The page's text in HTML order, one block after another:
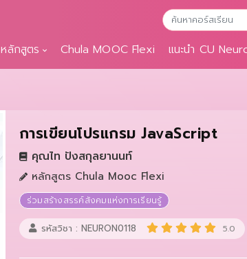
หลักสูตร Chula MOOC Flexi แนะนำ CU
การเขียนโปรแกรม JavaScript
คุณไท ปังสกุลยานนท์
หลักสูตร Chula Mooc Flexi
ร่วมสร้างสรรค์สังคมแห่งการเรียนรู้
รหัสวิชา : NEURON0118 5.0